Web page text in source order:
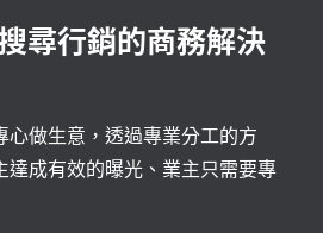
尋行銷的商務解決
心做生意，透過專業分工的方
達成有效的曝光、業主只需要專